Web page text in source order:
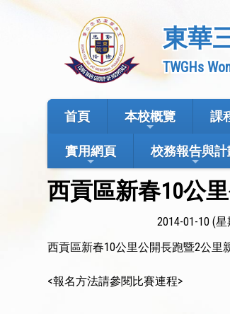
東華
TWGHs
首頁 本校概覽 課
實用網頁 校務報告與計
西貢區新春10公
2014-01-10 (
西貢區新春10公里公開長跑暨2公里
<報名方法請參閱比賽連程>